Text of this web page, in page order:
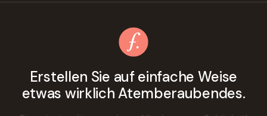
Erstellen Sie auf einfache Weise
etwas wirklich Atemberaubendes.